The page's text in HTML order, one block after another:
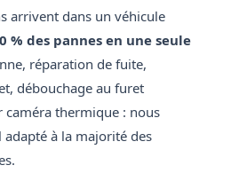
arrivent dans un véhicule
% des pannes en une seule
réparation de fuite,
débouchage au furet
thermique : nous
à la majorité des